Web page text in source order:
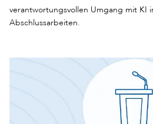
verantwortungsvollen Umgang mit KI
Abschlussarbeiten.